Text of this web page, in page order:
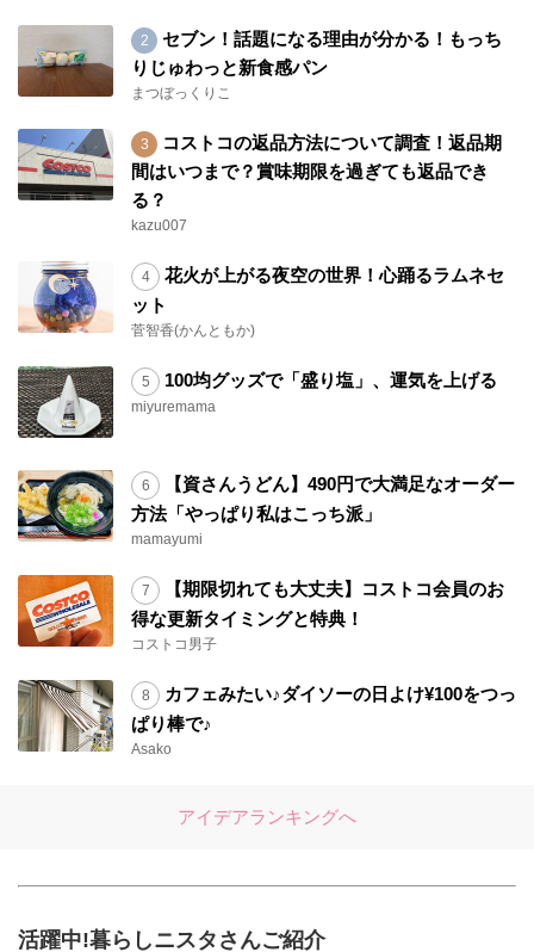
セブン！話題になる理由が分かる！もっち
りじゅわっと新食感パン
まつぼっくりこ
コストコの返品方法について調査！返品期
間はいつまで？賞味期限を過ぎても返品でき
る？
kazu007
花火が上がる夜空の世界！心踊るラムネセ
ット
菅智香(かんともか)
100均グッズで「盛り塩」、運気を上げる
miyuremama
【資さんうどん】490円で大満足なオーダー
方法「やっぱり私はこっち派」
mamayumi
【期限切れても大丈夫】コストコ会員のお
得な更新タイミングと特典！
コストコ男子
カフェみたい♪ダイソーの日よけ¥100をつっ
ぱり棒で♪
Asako
アイデアランキングへ
活躍中!暮らしニスタさんご紹介